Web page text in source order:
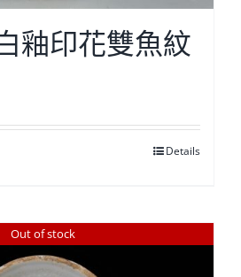
釉印花雙魚紋
Details
Out of stock